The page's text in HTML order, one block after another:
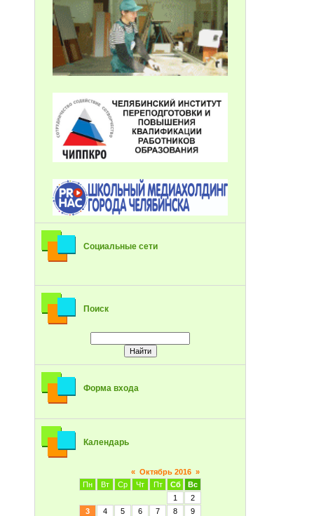
Социальные сети
Поиск
Форма входа
Календарь
« Октябрь 2016 »
Пн
Вт Ср Чт Пт Сб
Вс
1
2
3
4 5 6 7 8
9